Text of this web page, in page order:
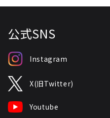
公式SNS
Instagram
X(旧Twitter)
Youtube